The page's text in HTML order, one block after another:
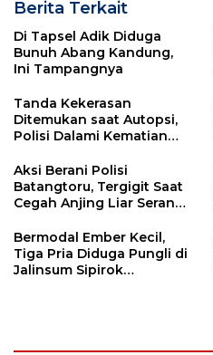
Berita Terkait
Di Tapsel Adik Diduga
Bunuh Abang Kandung,
Ini Tampangnya
Tanda Kekerasan
Ditemukan saat Autopsi,
Polisi Dalami Kematian
Tapsel
Aksi Berani Polisi
Batangtoru, Tergigit Saat
Cegah Anjing Liar Serang
Bermodal Ember Kecil,
Tiga Pria Diduga Pungli di
Jalinsum Sipirok